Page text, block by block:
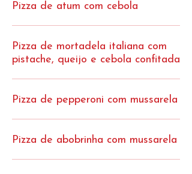
Pizza de atum com cebola
Pizza de mortadela italiana com
pistache, queijo e cebola confitada
Pizza de pepperoni com mussarela
Pizza de abobrinha com mussarela